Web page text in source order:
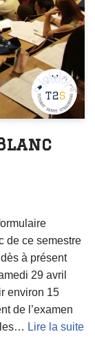
de ce semestre
à présent
29 avril
environ 15
de l’examen
Lire la suite